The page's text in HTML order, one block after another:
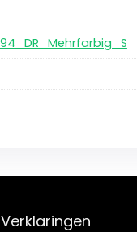
Verklaringen